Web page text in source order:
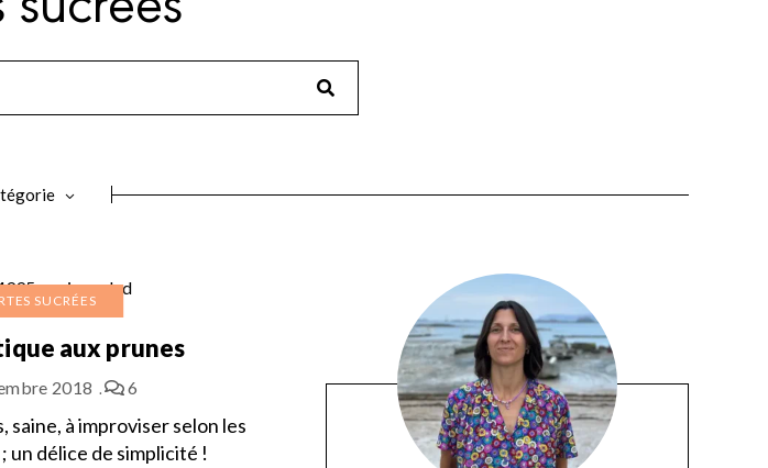
SUCRÉES
aux prunes
2018 6
saine, à improviser selon les
un délice de simplicité !